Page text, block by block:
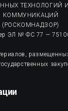
ТЕХНОЛОГИЙ
КОММУНИКАЦИЙ
(РОСКОМНАДЗОР)
ЭЛ № ФС 77 —